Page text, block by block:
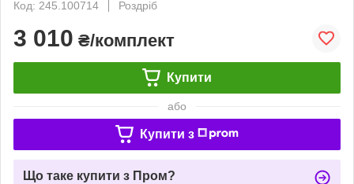
Код: 245.100714
Роздріб
3 010 ₴/комплект
Купити
або
Купити з
Що таке купити з Пром?